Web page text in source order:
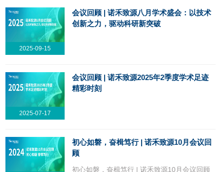
2025-09-15
会议回顾 | 诺禾致源八月学术盛会：以技术
创新之力，驱动科研新突破
2025-07-17
会议回顾 | 诺禾致源2025年2季度学术足迹
精彩时刻
初心如磐，奋楫笃行 | 诺禾致源10月会议回
顾
初心如磐，奋楫笃行 | 诺禾致源10月会议回顾